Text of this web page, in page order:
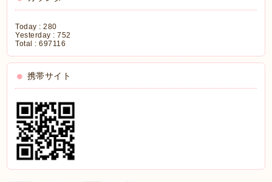
Today :280
Yesterday :752
Total :697116
携帯サイト